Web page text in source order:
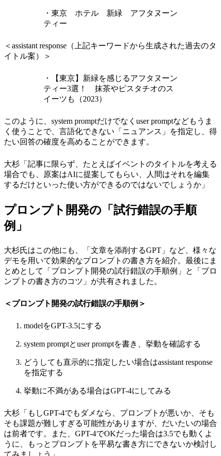
・東京 ホテル 新緑 アフタヌーン
ティー
＜assistant response（上記キーワードから生成された過去のタ
イトル案）＞
・【東京】新緑を感じるアフタヌーン
ティー3選！ 抹茶やピスタチオのス
イーツも（2023）
このように、system promptだけでなくuser promptなどもうま
く使うことで、言語化できない「ニュアンス」を指定し、得
たい回答の確度を高めることができます。
大杉「記事に限らず、たとえばイベントのタイトルを考える
場合でも、原案はAIに提案してもらい、人間はそれを編集
するだけといった使い方ができるのではないでしょうか」
プロンプト開発の「試行錯誤の手順
例」
大杉氏はこの他にも、「文章を添削するGPT」など、様々な
デモを用いて効果的なプロンプトの書き方を紹介。最後にま
とめとして「プロンプト開発の試行錯誤の手順例」と「プロ
ンプトの書き方のコツ」が共有されました。
＜プロンプト開発の試行錯誤の手順例＞
modelをGPT-3.5にする
system promptとuser promptを書き、挙動を確認する
どうしても直示的に指定したい場合はassistant response
を指定する
挙動に不満がある場合はGPT-4にしてみる
大杉「もしGPT-4でもダメなら、プロンプトが悪いか、そも
そも課題が難しすぎる可能性がありますが、だいたいの場合
は前者です。また、GPT-4でOKだった場合は3.5でも動くよ
うに、もっとプロンプトを平易な書き方にできないか検討し